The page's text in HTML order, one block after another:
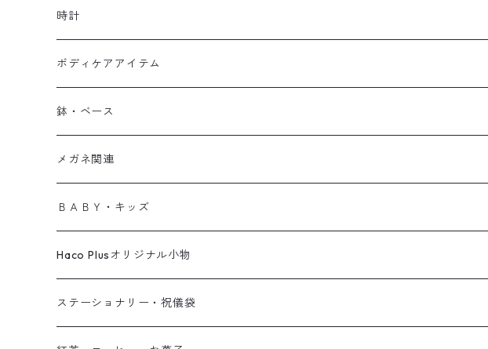
丼
箸置
木製アイテム
トレー
お椀
カトラリー
お箸
フォーク・スプーン
タオルバー
カゴ
ダストBOX
ティッシュケース
アートボード
サブ
デニム
サンダル
ストール・マフラー
手袋・アームウォーマー
手袋
アームウォーマー
帽子
傘
ポーチ
お財布
バッグチャーム・キーホルダー
イヤリング
バングル
イヤーカフ
ランチョンマット
マット・ラグ
ロング・キッチンマット
マット
エプロン
タオル
クッションカバー
ラック
傘立て
ミラー
収納カゴ
ゴミ箱
サイドテーブル
時計
壁掛け
アラーム・ベルクロック
ボディケアアイテム
ハンドクリーム
ソープ
ボディクリーム
スプレー
鉢・ベース
鉢・ポット
花瓶・フラワーベース
ジョーロ/霧吹き
フェイクグリーン
メガネ関連
シニアグラス
メガネケース
ＢＡＢＹ・キッズ
ファッショングッズ
帽子
Haco Plusオリジナル小物
雑貨
ステーショナリー・祝儀袋